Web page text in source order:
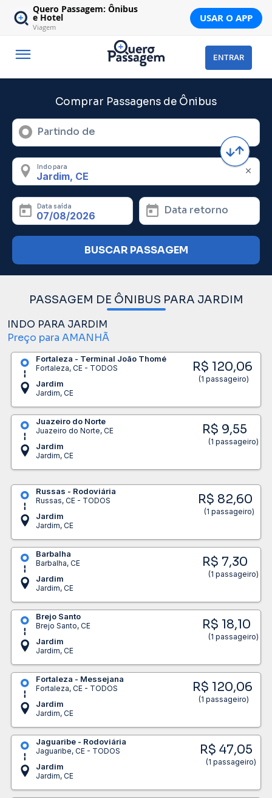
Quero Passagem: Ônibus
e Hotel
Viagem
USAR O APP
ENTRAR
Comprar Passagens de Ônibus
Partindo de
Indo para
Data saída Data retorno
BUSCAR PASSAGEM
PASSAGEM DE ÔNIBUS PARA JARDIM
INDO PARA JARDIM
Preço para AMANHÃ
Fortaleza - Terminal João Thomé
Fortaleza, CE - TODOS
Jardim
Jardim, CE
R$ 120,06
(1 passageiro)
Juazeiro do Norte
Juazeiro do Norte, CE
Jardim
Jardim, CE
R$ 9,55
(1 passageiro)
Russas - Rodoviária
Russas, CE - TODOS
Jardim
Jardim, CE
R$ 82,60
(1 passageiro)
Barbalha
Barbalha, CE
Jardim
Jardim, CE
R$ 7,30
(1 passageiro)
Brejo Santo
Brejo Santo, CE
Jardim
Jardim, CE
R$ 18,10
(1 passageiro)
Fortaleza - Messejana
Fortaleza, CE - TODOS
Jardim
Jardim, CE
R$ 120,06
(1 passageiro)
Jaguaribe - Rodoviária
Jaguaribe, CE - TODOS
Jardim
Jardim, CE
R$ 47,05
(1 passageiro)